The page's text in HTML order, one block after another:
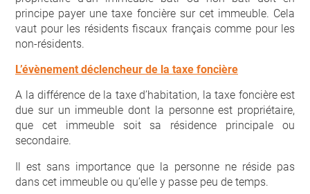
principe payer une taxe foncière sur cet immeuble. Cela
vaut pour les résidents fiscaux français comme pour les
non-résidents.
L’évènement déclencheur de la taxe foncière
A la différence de la taxe d’habitation, la taxe foncière est
due sur un immeuble dont la personne est propriétaire,
que cet immeuble soit sa résidence principale ou
secondaire.
Il est sans importance que la personne ne réside pas
dans cet immeuble ou qu’elle y passe peu de temps.